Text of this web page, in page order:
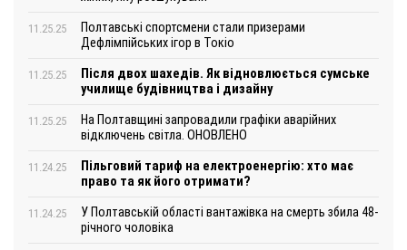
11.25.25
Полтавські спортсмени стали призерами
Дефлімпійських ігор в Токіо
11.25.25
Після двох шахедів. Як відновлюється сумське
училище будівництва і дизайну
11.25.25
На Полтавщині запровадили графіки аварійних
відключень світла. ОНОВЛЕНО
11.24.25
Пільговий тариф на електроенергію: хто має
право та як його отримати?
11.24.25
У Полтавській області вантажівка на смерть збила 48-
річного чоловіка